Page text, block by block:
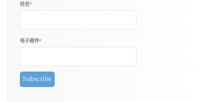
姓名*
电子邮件*